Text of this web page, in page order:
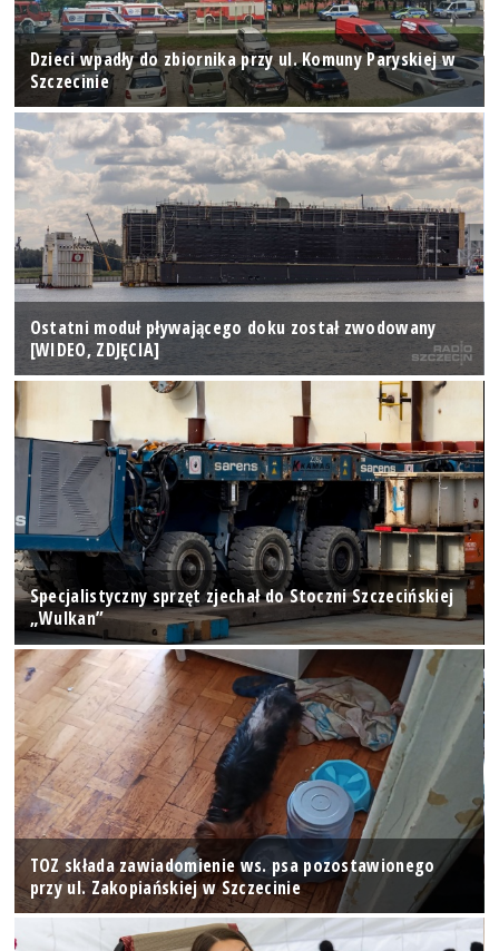
Dzieci wpadły do zbiornika przy ul. Komuny Paryskiej w
Szczecinie
Ostatni moduł pływającego doku został zwodowany
[WIDEO, ZDJĘCIA]
Specjalistyczny sprzęt zjechał do Stoczni Szczecińskiej
„Wulkan”
TOZ składa zawiadomienie ws. psa pozostawionego
przy ul. Zakopiańskiej w Szczecinie